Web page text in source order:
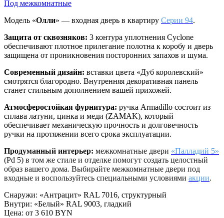
Под межкомнатные
Модель «Олли» — входная дверь в квартиру Серии 94.
Защита от сквозняков: 3 контура уплотнения Cyclone
обеспечивают плотное прилегание полотна к коробу и дверь
защищена от проникновения посторонних запахов и шума.
Современный дизайн: вставки цвета «Дуб королевский»
смотрятся благородно. Внутренняя декоративная панель
станет стильным дополнением вашей прихожей.
Атмосферостойкая фурнитура: ручка Armadillo состоит из
сплава латуни, цинка и меди (ZAMAK), который
обеспечивает механическую прочность и долговечность
ручки на протяжении всего срока эксплуатации.
Продуманный интерьер: межкомнатные двери «Палладий 5»
(Pd 5) в том же стиле и отделке помогут создать целостный
образ вашего дома. Выбирайте межкомнатные двери под
входные и воспользуйтесь специальными условиями акции.
Снаружи: «Антрацит» RAL 7016, структурный
Внутри: «Белый» RAL 9003, гладкий
Цена: от 3 610 BYN